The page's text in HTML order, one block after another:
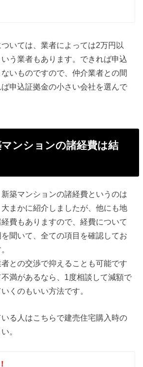
いては、業者によっては2万円以
う業者もあります。できれば申込
いものですので、仲介業者との間
申込証拠金の小さい会社を選んで
ンションの諸経費は結
築マンションの諸経費というのは
まかに紹介しましたが、他にも地
費もありますので、経費について
聞いて、全ての項目を確認してお
との交渉で抑えることも可能です
満があるなら、1度相談して減額で
くのもいい方法です。
る人はこちらで建売住宅購入時の
。